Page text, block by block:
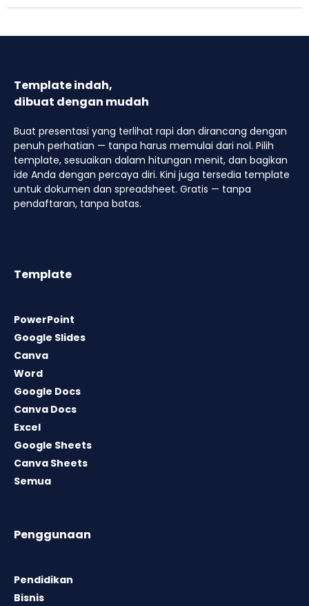
Template indah,
dibuat dengan mudah
Buat presentasi yang terlihat rapi dan dirancang dengan
penuh perhatian — tanpa harus memulai dari nol. Pilih
template, sesuaikan dalam hitungan menit, dan bagikan
ide Anda dengan percaya diri. Kini juga tersedia template
untuk dokumen dan spreadsheet. Gratis — tanpa
pendaftaran, tanpa batas.
Template
PowerPoint
Google Slides
Canva
Word
Google Docs
Canva Docs
Excel
Google Sheets
Canva Sheets
Semua
Penggunaan
Pendidikan
Bisnis